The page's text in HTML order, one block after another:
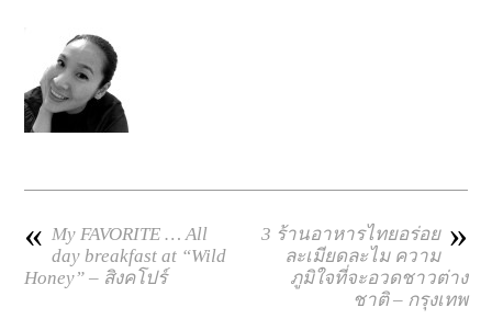
« My FAVORITE … All
day breakfast at “Wild
Honey” – สิงคโปร์
»
3 ร้านอาหารไทยอร่อย
ละเมียดละไม ความ
ภูมิใจที่จะอวดชาวต่าง
ชาติ – กรุงเทพ